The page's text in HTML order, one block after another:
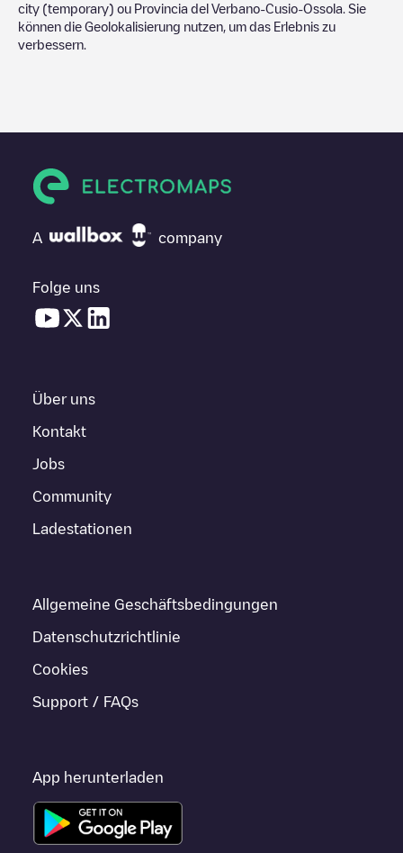
city (temporary) ou Provincia del Verbano-Cusio-Ossola . Sie
können die Geolokalisierung nutzen, um das Erlebnis zu
verbessern.
A company
Folge uns
Über uns
Kontakt
Jobs
Community
Ladestationen
Allgemeine Geschäftsbedingungen
Datenschutzrichtlinie
Cookies
Support / FAQs
App herunterladen